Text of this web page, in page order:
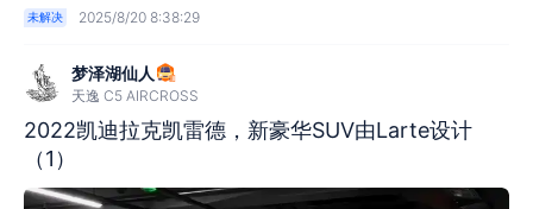
未解决 2025/8/20 8:38:29
梦泽湖仙人
天逸 C5 AIRCROSS
2022凯迪拉克凯雷德，新豪华SUV由Larte设计
（1）